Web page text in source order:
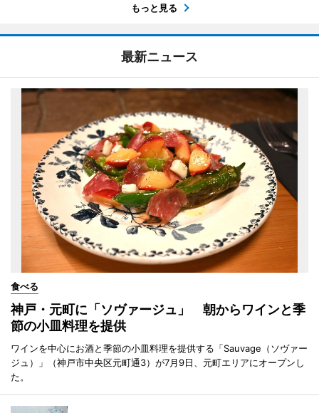
もっと見る
最新ニュース
食べる
神戸・元町に「ソヴァージュ」 朝からワインと季
節の小皿料理を提供
ワインを中心にお酒と季節の小皿料理を提供する「Sauvage（ソヴァー
ジュ）」（神戸市中央区元町通3）が7月9日、元町エリアにオープンし
た。